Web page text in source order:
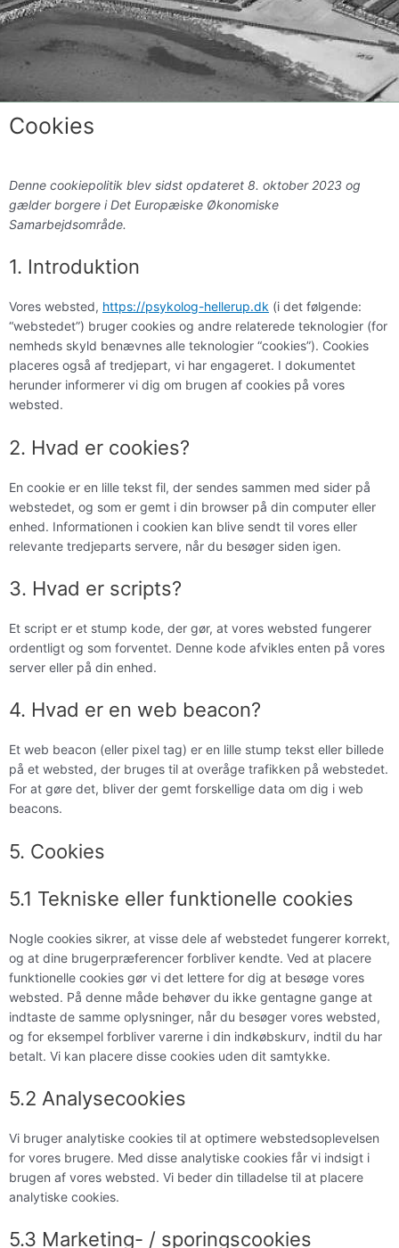
Cookies
Denne cookiepolitik blev sidst opdateret 8. oktober 2023 og
gælder borgere i Det Europæiske Økonomiske
Samarbejdsområde.
1. Introduktion
Vores websted, https://psykolog-hellerup.dk (i det følgende:
“webstedet”) bruger cookies og andre relaterede teknologier (for
nemheds skyld benævnes alle teknologier “cookies”). Cookies
placeres også af tredjepart, vi har engageret. I dokumentet
herunder informerer vi dig om brugen af ​​cookies på vores
websted.
2. Hvad er cookies?
En cookie er en lille tekst fil, der sendes sammen med sider på
webstedet, og som er gemt i din browser på din computer eller
enhed. Informationen i cookien kan blive sendt til vores eller
relevante tredjeparts servere, når du besøger siden igen.
3. Hvad er scripts?
Et script er et stump kode, der gør, at vores websted fungerer
ordentligt og som forventet. Denne kode afvikles enten på vores
server eller på din enhed.
4. Hvad er en web beacon?
Et web beacon (eller pixel tag) er en lille stump tekst eller billede
på et websted, der bruges til at overåge trafikken på webstedet.
For at gøre det, bliver der gemt forskellige data om dig i web
beacons.
5. Cookies
5.1 Tekniske eller funktionelle cookies
Nogle cookies sikrer, at visse dele af webstedet fungerer korrekt,
og at dine brugerpræferencer forbliver kendte. Ved at placere
funktionelle cookies gør vi det lettere for dig at besøge vores
websted. På denne måde behøver du ikke gentagne gange at
indtaste de samme oplysninger, når du besøger vores websted,
og for eksempel forbliver varerne i din indkøbskurv, indtil du har
betalt. Vi kan placere disse cookies uden dit samtykke.
5.2 Analysecookies
Vi bruger analytiske cookies til at optimere webstedsoplevelsen
for vores brugere. Med disse analytiske cookies får vi indsigt i
brugen af ​​vores websted. Vi beder din tilladelse til at placere
analytiske cookies.
5.3 Marketing- / sporingscookies
Consent
Consent
Consent
Consent
Consent
Consent